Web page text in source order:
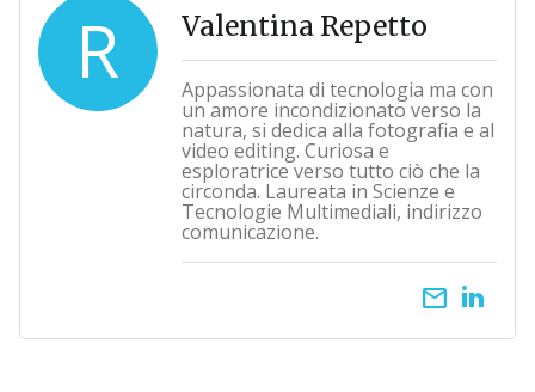
R Valentina Repetto
Appassionata di tecnologia ma con
un amore incondizionato verso la
natura, si dedica alla fotografia e al
video editing. Curiosa e
esploratrice verso tutto ciò che la
circonda. Laureata in Scienze e
Tecnologie Multimediali, indirizzo
comunicazione.
email